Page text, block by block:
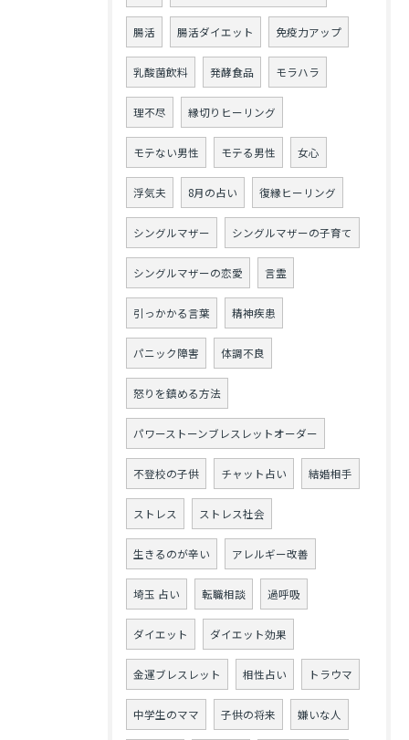
腸活 腸活ダイエット 免疫力アップ
乳酸菌飲料 発酵食品 モラハラ
理不尽 縁切りヒーリング
モテない男性 モテる男性 女心
浮気夫 8月の占い 復縁ヒーリング
シングルマザー シングルマザーの子育て
シングルマザーの恋愛 言霊
引っかかる言葉 精神疾患
パニック障害 体調不良
怒りを鎮める方法
パワーストーンブレスレットオーダー
不登校の子供 チャット占い 結婚相手
ストレス ストレス社会
生きるのが辛い アレルギー改善
埼玉 占い 転職相談 過呼吸
ダイエット ダイエット効果
金運ブレスレット 相性占い トラウマ
中学生のママ 子供の将来 嫌いな人